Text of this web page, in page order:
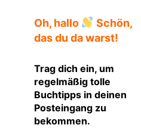
Oh, hallo
Schön,
das du da warst!
Trag dich ein, um
regelmäßig tolle
Buchtipps in deinen
Posteingang zu
bekommen.